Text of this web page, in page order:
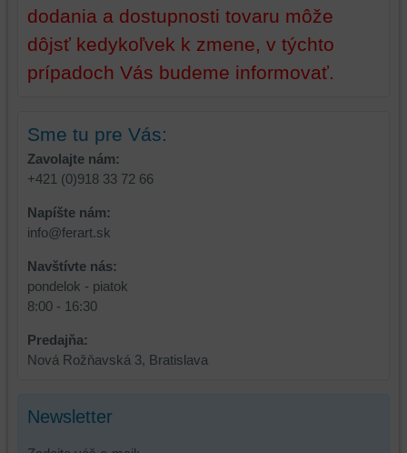
dodania a dostupnosti tovaru môže
dôjsť kedykoľvek k zmene, v týchto
prípadoch Vás budeme informovať.
Sme tu pre Vás:
Zavolajte nám:
+421 (0)918 33 72 66
Napíšte nám:
info@ferart.sk
Navštívte nás:
pondelok - piatok
8:00 - 16:30
Predajňa:
Nová Rožňavská 3, Bratislava
Newsletter